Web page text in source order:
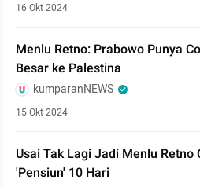
16 Okt 2024
Menlu Retno: Prabowo Punya
Besar ke Palestina
kumparanNEWS
15 Okt 2024
Usai Tak Lagi Jadi Menlu Retno
'Pensiun' 10 Hari